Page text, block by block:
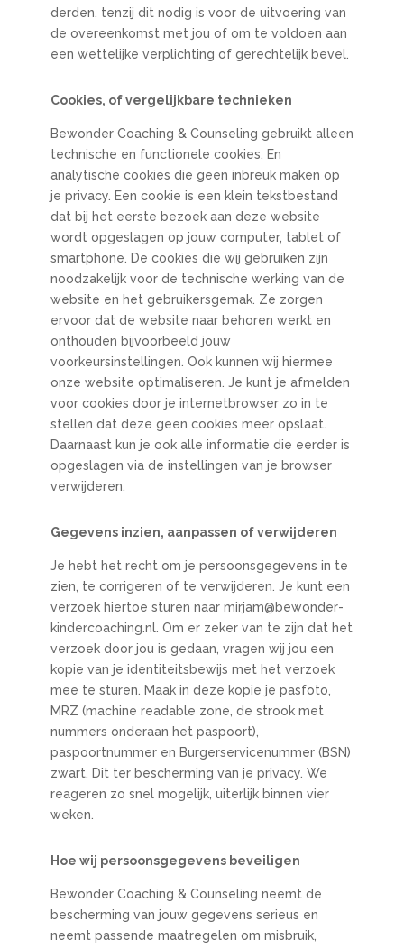
derden, tenzij dit nodig is voor de uitvoering van
de overeenkomst met jou of om te voldoen aan
een wettelijke verplichting of gerechtelijk bevel.
Cookies, of vergelijkbare technieken
Bewonder Coaching & Counseling gebruikt alleen
technische en functionele cookies. En
analytische cookies die geen inbreuk maken op
je privacy. Een cookie is een klein tekstbestand
dat bij het eerste bezoek aan deze website
wordt opgeslagen op jouw computer, tablet of
smartphone. De cookies die wij gebruiken zijn
noodzakelijk voor de technische werking van de
website en het gebruikersgemak. Ze zorgen
ervoor dat de website naar behoren werkt en
onthouden bijvoorbeeld jouw
voorkeursinstellingen. Ook kunnen wij hiermee
onze website optimaliseren. Je kunt je afmelden
voor cookies door je internetbrowser zo in te
stellen dat deze geen cookies meer opslaat.
Daarnaast kun je ook alle informatie die eerder is
opgeslagen via de instellingen van je browser
verwijderen.
Gegevens inzien, aanpassen of verwijderen
Je hebt het recht om je persoonsgegevens in te
zien, te corrigeren of te verwijderen. Je kunt een
verzoek hiertoe sturen naar mirjam@bewonder-
kindercoaching.nl. Om er zeker van te zijn dat het
verzoek door jou is gedaan, vragen wij jou een
kopie van je identiteitsbewijs met het verzoek
mee te sturen. Maak in deze kopie je pasfoto,
MRZ (machine readable zone, de strook met
nummers onderaan het paspoort),
paspoortnummer en Burgerservicenummer (BSN)
zwart. Dit ter bescherming van je privacy. We
reageren zo snel mogelijk, uiterlijk binnen vier
weken.
Hoe wij persoonsgegevens beveiligen
Bewonder Coaching & Counseling neemt de
bescherming van jouw gegevens serieus en
neemt passende maatregelen om misbruik,